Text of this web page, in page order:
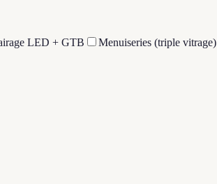
LED + GTB Menuiseries (triple vitrage)